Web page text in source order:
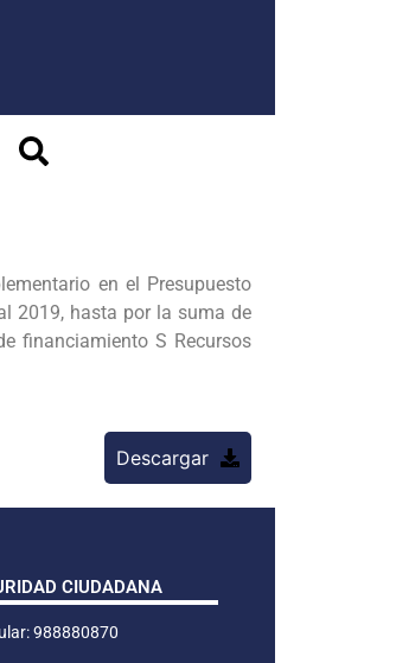
en el Presupuesto
2019, hasta por la suma de
financiamiento S Recursos
Descargar
CIUDADANA
988880870